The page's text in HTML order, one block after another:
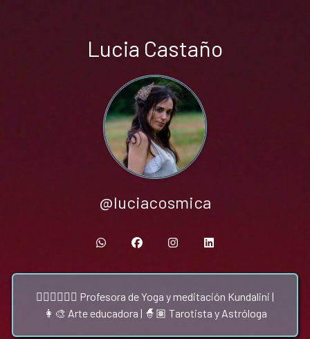
Lucia Castaño
@luciacosmica
🤸🏽‍♀️🧘🏽‍♀️ Profesora de Yoga y meditación Kundalini |
👩‍🎨 Arte educadora | 🧙🏽 Tarotista y Astróloga